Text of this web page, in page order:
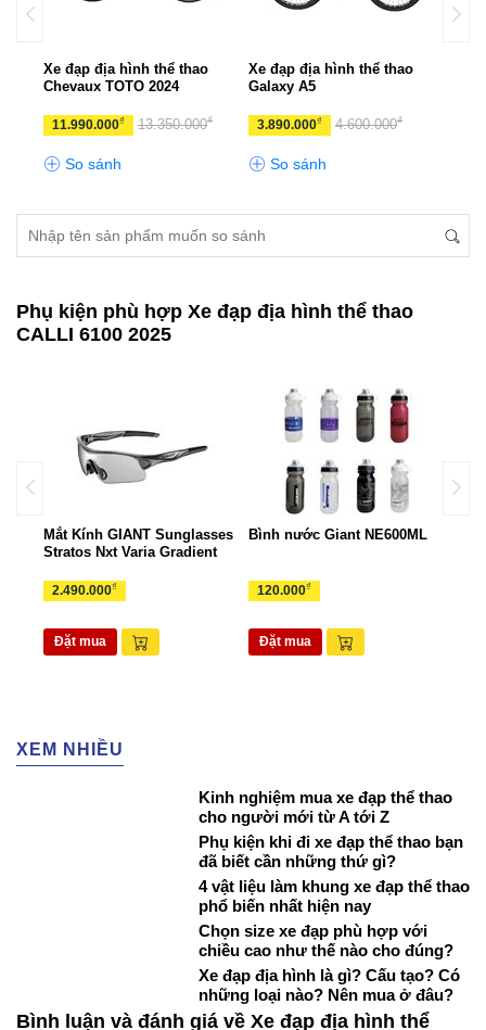
Xe đạp địa hình thể thao
Chevaux TOTO 2024
11.990.000₫ 13.350.000₫
So sánh
Xe đạp địa hình thể thao
Galaxy A5
3.890.000₫ 4.600.000₫
So sánh
Phụ kiện phù hợp Xe đạp địa hình thể thao
CALLI 6100 2025
Mắt Kính GIANT Sunglasses
Stratos Nxt Varia Gradient
2.490.000₫
Đặt mua
Bình nước Giant NE600ML
120.000₫
Đặt mua
XEM NHIỀU
Kinh nghiệm mua xe đạp thể thao
cho người mới từ A tới Z
Phụ kiện khi đi xe đạp thể thao bạn
đã biết cần những thứ gì?
4 vật liệu làm khung xe đạp thể thao
phổ biến nhất hiện nay
Chọn size xe đạp phù hợp với
chiều cao như thế nào cho đúng?
Xe đạp địa hình là gì? Cấu tạo? Có
những loại nào? Nên mua ở đâu?
Bình luận và đánh giá về Xe đạp địa hình thể